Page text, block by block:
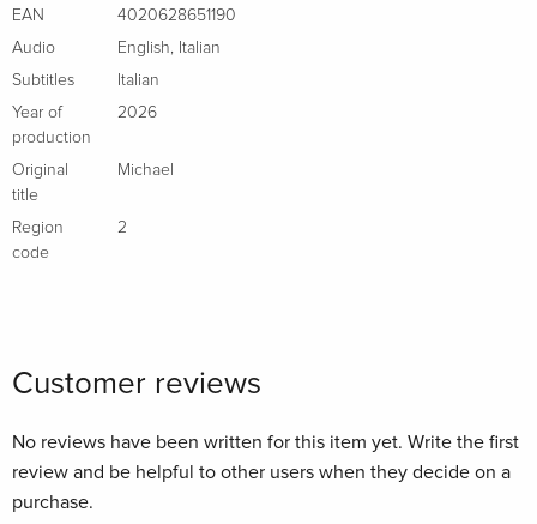
EAN
4020628651190
Audio
English
Italian
Subtitles
Italian
Year of
production
2026
Original
title
Michael
Region
code
2
Customer reviews
No reviews have been written for this item yet. Write the first
review and be helpful to other users when they decide on a
purchase.